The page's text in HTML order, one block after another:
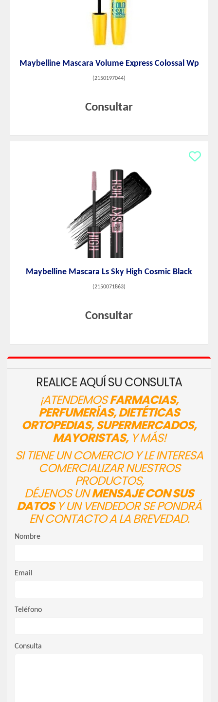
Maybelline Mascara Volume Express Colossal Wp
(2150197044)
Consultar
Maybelline Mascara Ls Sky High Cosmic Black
(2150071863)
Consultar
REALICE AQUÍ SU CONSULTA
¡ATENDEMOSFARMACIAS,
PERFUMERÍAS, DIETÉTICAS
ORTOPEDIAS, SUPERMERCADOS,
MAYORISTAS,Y MÁS!
SI TIENE UN COMERCIO Y LE INTERESA
COMERCIALIZAR NUESTROS
PRODUCTOS,
DÉJENOS UNMENSAJE CON SUS
DATOSY UN VENDEDOR SE PONDRÁ
EN CONTACTO A LA BREVEDAD.
Nombre
Email
Teléfono
Consulta